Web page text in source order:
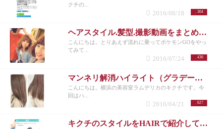
クチの...
304
2016/08/18
ヘアスタイル.髪型.撮影動画をまとめてみた|横浜元町美容室ラムデリカ/キクチ
こんにちは。とりあえず流れに乗ってポケモンGOをやっ
てみて...
436
2016/07/24
マンネリ解消ハイライト（グラデーション）カラーのご紹介。|横浜元町美容室ラムデリカ/キクチ
こんにちは。横浜の美容室ラムデリカのキクチです。今
回はハ...
627
2016/04/21
キクチのスタイルをHAIRで紹介して頂きました！|横浜元町美容室ラムデリカ/キクチ